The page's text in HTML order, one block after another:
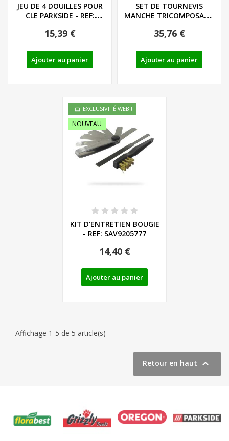
JEU DE 4 DOUILLES POUR
CLE PARKSIDE - REF:
15,39 €
Ajouter au panier
SET DE TOURNEVIS
MANCHE TRICOMPOSANT
35,76 €
Ajouter au panier
EXCLUSIVITÉ WEB !
NOUVEAU
KIT D'ENTRETIEN BOUGIE
- REF: SAV9205777
14,40 €
Ajouter au panier
Affichage 1-5 de 5 article(s)
Retour en haut 